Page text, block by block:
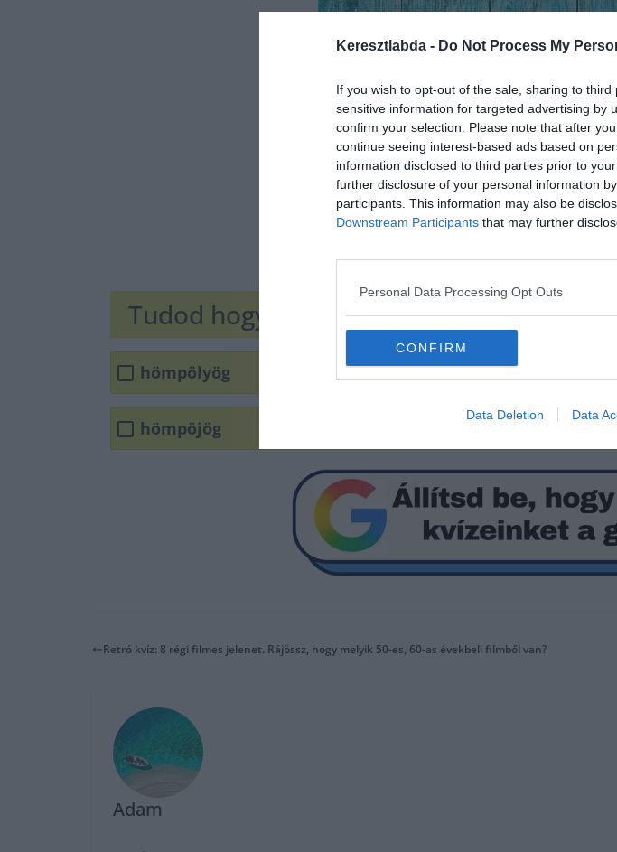
Keresztlabda - Do Not Process My
If you wish to opt-out of the sale, sharing to
sensitive information for targeted advertising by
confirm your selection. Please note that after
continue seeing interest-based ads based on
information disclosed to third parties prior to
further disclosure of your personal information
participants. This information may also be
Downstream Participants that may further
Personal Data Processing Opt Outs
CONFIRM
Data Deletion Data
Tudod hogyan írjuk helyesen?
hömpölyög
hömpöjög
Retró kvíz: 8 régi filmes jelenet. Rájössz, hogy melyik 50-es, 60-as évekbeli filmből van?
Adam